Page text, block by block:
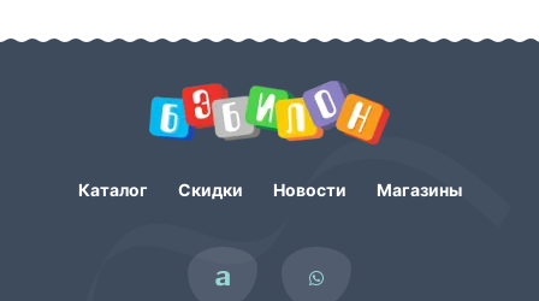
Каталог Скидки Новости Магазины